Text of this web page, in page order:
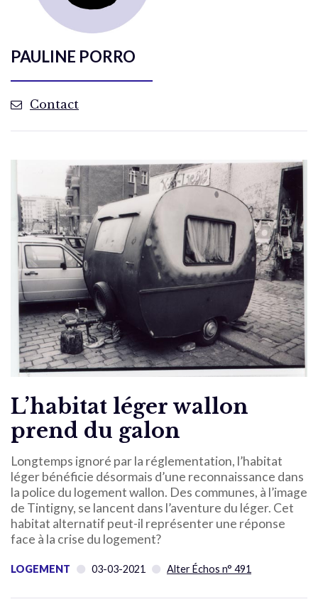
PAULINE PORRO
Contact
L’habitat léger wallon
prend du galon
Longtemps ignoré par la réglementation, l’habitat
léger bénéficie désormais d’une reconnaissance dans
la police du logement wallon. Des communes, à l’image
de Tintigny, se lancent dans l’aventure du léger. Cet
habitat alternatif peut-il représenter une réponse
face à la crise du logement?
LOGEMENT 03-03-2021 Alter Échos n° 491